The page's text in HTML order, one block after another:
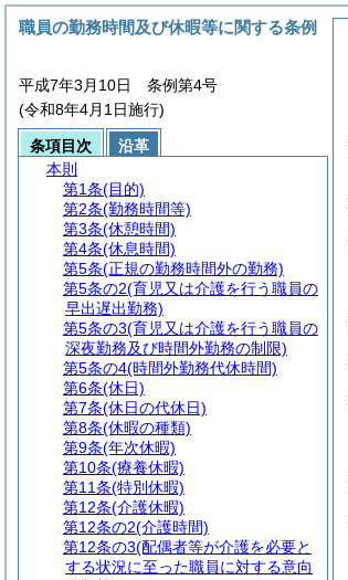
職員の勤務時間及び休暇等に関する条例
平成7年3月10日 条例第4号
(令和8年4月1日施行)
条項目次
沿革
本則
第1条(目的)
第2条(勤務時間等)
第3条(休憩時間)
第4条(休息時間)
第5条(正規の勤務時間外の勤務)
第5条の2(育児又は介護を行う職員の
早出遅出勤務)
第5条の3(育児又は介護を行う職員の
深夜勤務及び時間外勤務の制限)
第5条の4(時間外勤務代休時間)
第6条(休日)
第7条(休日の代休日)
第8条(休暇の種類)
第9条(年次休暇)
第10条(療養休暇)
第11条(特別休暇)
第12条(介護休暇)
第12条の2(介護時間)
第12条の3(配偶者等が介護を必要と
する状況に至った職員に対する意向